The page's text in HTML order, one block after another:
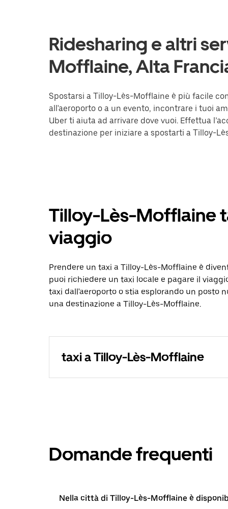
Ridesharing e altri
Mofflaine, Alta
Spostarsi a Tilloy-Lès-Mofflaine è più facile
all'aeroporto o a un evento, incontrare i tuoi
Uber ti aiuta ad arrivare dove vuoi. Effettua
destinazione per iniziare a spostarti a Tilloy-
Tilloy-Lès-Mofflaine
viaggio
Prendere un taxi a Tilloy-Lès-Mofflaine è
puoi richiedere un taxi locale e pagare il
taxi dall'aeroporto o stia esplorando un posto
una destinazione a Tilloy-Lès-Mofflaine.
taxi a Tilloy-Lès-Mofflaine
Domande frequenti
Nella città di Tilloy-Lès-Mofflaine è